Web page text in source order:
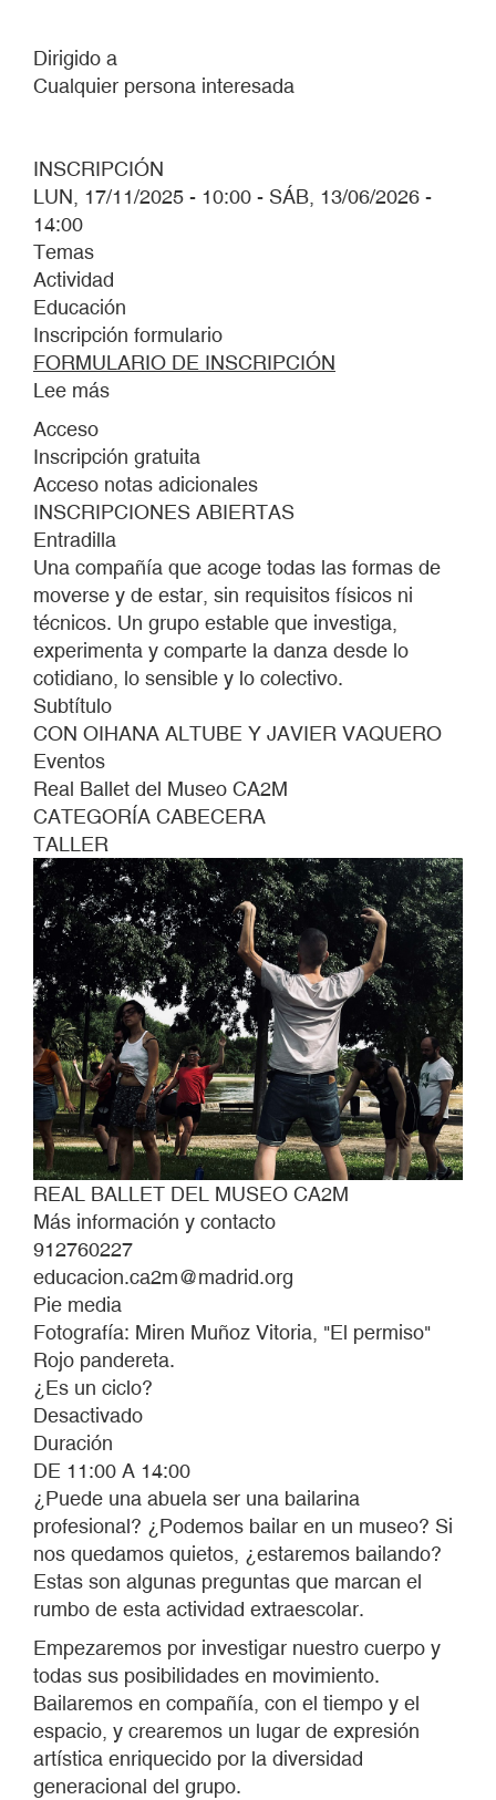
Dirigido a
Cualquier persona interesada
INSCRIPCIÓN
LUN, 17/11/2025 - 10:00 - SÁB, 13/06/2026 -
14:00
Temas
Actividad
Educación
Inscripción formulario
FORMULARIO DE INSCRIPCIÓN
Lee más
BALLET
DEL
MUSEO
Acceso
Inscripción gratuita
Acceso notas adicionales
INSCRIPCIONES ABIERTAS
Entradilla
Una compañía que acoge todas las formas de
moverse y de estar, sin requisitos físicos ni
técnicos. Un grupo estable que investiga,
experimenta y comparte la danza desde lo
cotidiano, lo sensible y lo colectivo.
Subtítulo
CON OIHANA ALTUBE Y JAVIER VAQUERO
Eventos
Real Ballet del Museo CA2M
CATEGORÍA CABECERA
TALLER
REAL BALLET DEL MUSEO CA2M
Más información y contacto
912760227
educacion.ca2m@madrid.org
Pie media
Fotografía: Miren Muñoz Vitoria, "El permiso"
Rojo pandereta.
¿Es un ciclo?
Desactivado
Duración
DE 11:00 A 14:00
¿Puede una abuela ser una bailarina
profesional? ¿Podemos bailar en un museo? Si
nos quedamos quietos, ¿estaremos bailando?
Estas son algunas preguntas que marcan el
rumbo de esta actividad extraescolar.
Empezaremos por investigar nuestro cuerpo y
todas sus posibilidades en movimiento.
Bailaremos en compañía, con el tiempo y el
espacio, y crearemos un lugar de expresión
artística enriquecido por la diversidad
generacional del grupo.